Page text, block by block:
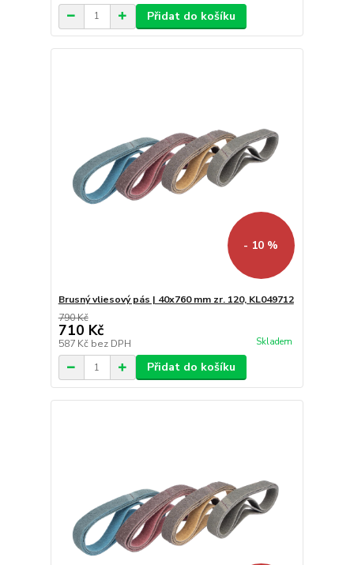
Přidat do košíku
- 10 %
Brusný vliesový pás | 40x760 mm zr. 120, KL049712
790 Kč
710 Kč
587 Kč bez DPH Skladem
Přidat do košíku